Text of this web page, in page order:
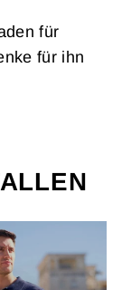
für
für ihn